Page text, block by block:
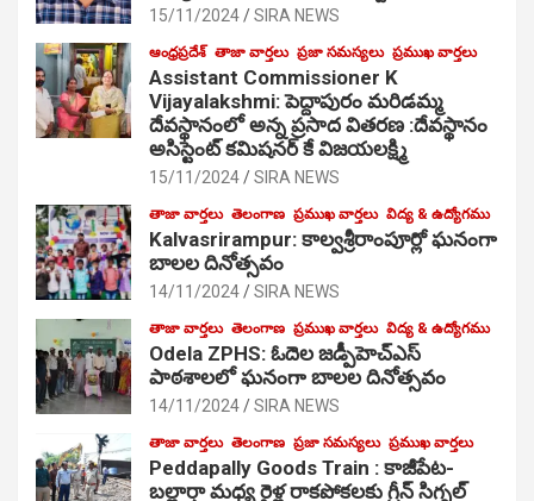
15/11/2024 SIRA NEWS
ఆంధ్రప్రదేశ్ తాజా వార్తలు ప్రజా సమస్యలు ప్రముఖ వార్తలు
Assistant Commissioner K
Vijayalakshmi: పెద్దాపురం మరిడమ్మ
దేవస్థానంలో అన్న ప్రసాద వితరణ :దేవస్థానం
అసిస్టెంట్ కమిషనర్ కే విజయలక్ష్మి
15/11/2024 SIRA NEWS
తాజా వార్తలు తెలంగాణ ప్రముఖ వార్తలు విద్య & ఉద్యోగము
Kalvasrirampur: కాల్వశ్రీరాంపూర్లో ఘనంగా
బాలల దినోత్సవం
14/11/2024 SIRA NEWS
తాజా వార్తలు తెలంగాణ ప్రముఖ వార్తలు విద్య & ఉద్యోగము
Odela ZPHS: ఓదెల జ‌డ్పీహెచ్ఎస్
పాఠ‌శాల‌లో ఘనంగా బాలల దినోత్సవం
14/11/2024 SIRA NEWS
తాజా వార్తలు తెలంగాణ ప్రజా సమస్యలు ప్రముఖ వార్తలు
Peddapally Goods Train : కాజీపేట-
బల్లార్షా మధ్య రైళ్ల రాకపోకలకు గ్రీన్ సిగ్నల్